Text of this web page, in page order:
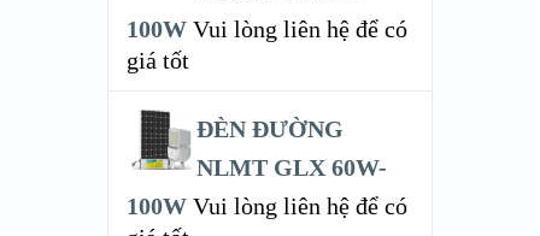
100W Vui lòng liên hệ để có
giá tốt
ĐÈN ĐƯỜNG
NLMT GLX 60W-
100W Vui lòng liên hệ để có